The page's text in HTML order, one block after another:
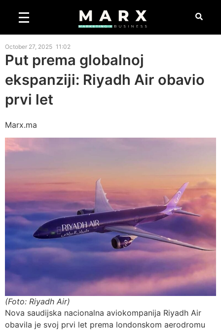
October 27, 2025 11:02
Put prema globalnoj
ekspanziji: Riyadh Air obavio
prvi let
Marx.ma
(Foto: Riyadh Air)
Nova saudijska nacionalna aviokompanija Riyadh Air
obavila je svoj prvi let prema londonskom aerodromu